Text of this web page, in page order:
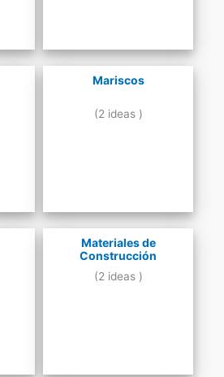
Mariscos
(2 ideas )
Materiales de
Construcción
(2 ideas )